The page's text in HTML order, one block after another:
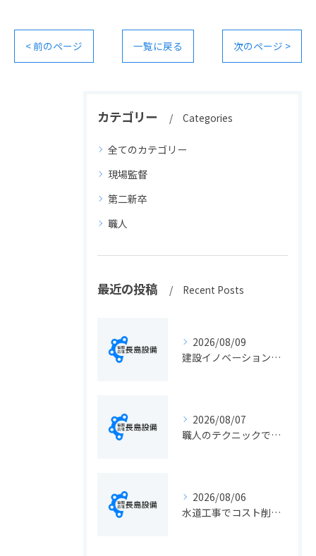
< 前のページ 一覧に戻る 次のページ >
カテゴリー Categories
全てのカテゴリー
現場監督
第二新卒
職人
最近の投稿 Recent Posts
2026/08/09
建設イノベーションの最新動向と実務に活きる導入ポイント総まとめ
2026/08/07
職人のテクニックで出会う静岡県静岡市の伝統工芸と学びの魅力徹底解説
2026/08/06
水道工事でコスト削減を実現する静岡県静岡市の手続きと費用見直しポイント